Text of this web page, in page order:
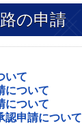
の申請
いて
について
について
認申請について